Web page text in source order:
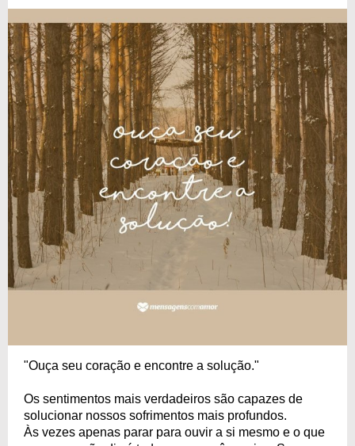
"Ouça seu coração e encontre a solução."
Os sentimentos mais verdadeiros são capazes de
solucionar nossos sofrimentos mais profundos.
Às vezes apenas parar para ouvir a si mesmo e o que